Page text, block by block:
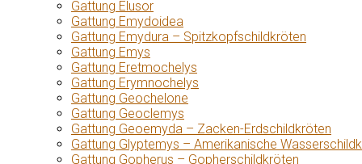
Gattung Elusor
Gattung Emydoidea
Gattung Emydura – Spitzkopfschildkröten
Gattung Emys
Gattung Eretmochelys
Gattung Erymnochelys
Gattung Geochelone
Gattung Geoclemys
Gattung Geoemyda – Zacken-Erdschildkröten
Gattung Glyptemys – Amerikanische
Gattung Gopherus – Gopherschildkröten